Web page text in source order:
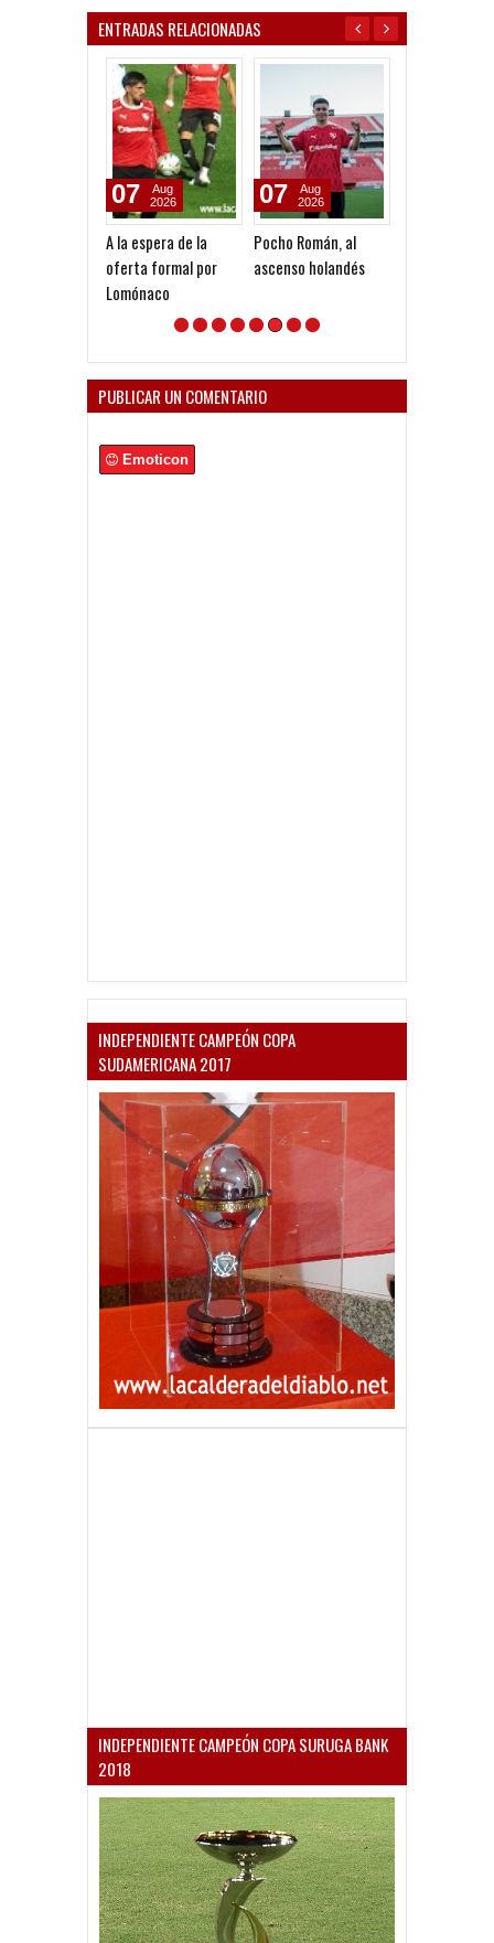
ENTRADAS RELACIONADAS
A la espera de la
oferta formal por
Lomónaco
07
Aug
2026
Pocho Román, al
ascenso holandés
07
Aug
2026
PUBLICAR UN COMENTARIO
Emoticon
INDEPENDIENTE CAMPEÓN COPA
SUDAMERICANA 2017
INDEPENDIENTE CAMPEÓN COPA SURUGA BANK
2018